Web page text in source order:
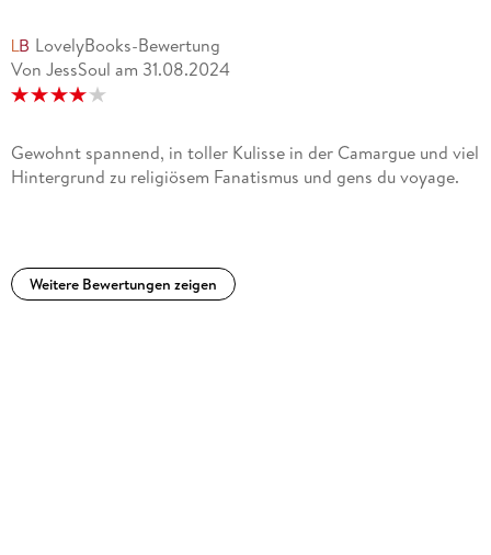
LovelyBooks-Bewertung
Von JessSoul am 31.08.2024
Gewohnt spannend, in toller Kulisse in der Camargue und viel
Hintergrund zu religiösem Fanatismus und gens du voyage.
Weitere Bewertungen zeigen